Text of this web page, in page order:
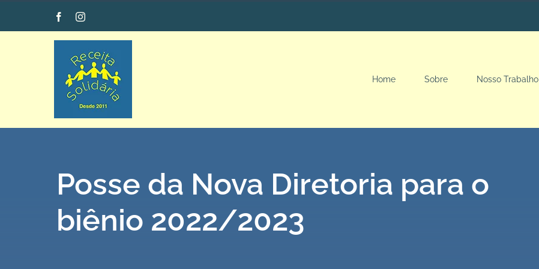
FacebookInstagram
Home Sobre Nosso Trabalho
Posse da Nova Diretoria para o
biênio 2022/2023